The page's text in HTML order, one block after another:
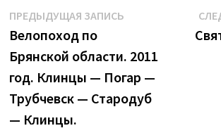
Навигация
по
записям
ПРЕДЫДУЩАЯ ЗАПИСЬПредыдущая
Велопоход по
Брянской области. 2011
год. Клинцы — Погар —
Трубчевск — Стародуб
— Клинцы.